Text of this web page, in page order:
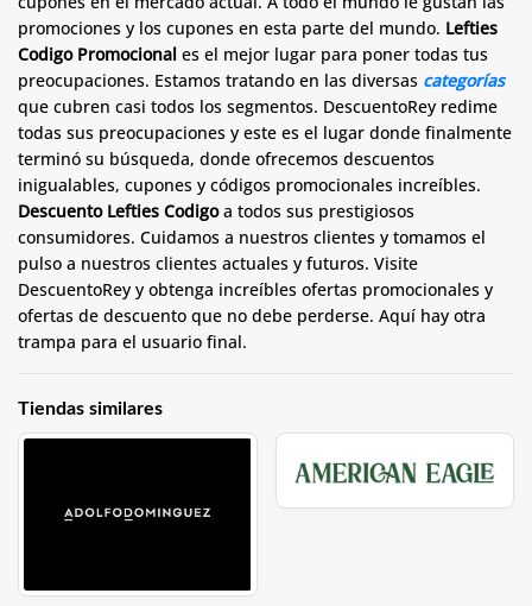
promociones y los cupones en esta parte del mundo. Lefties
Codigo Promocional es el mejor lugar para poner todas tus
preocupaciones. Estamos tratando en las diversas categorías
que cubren casi todos los segmentos. DescuentoRey redime
todas sus preocupaciones y este es el lugar donde finalmente
terminó su búsqueda, donde ofrecemos descuentos
inigualables, cupones y códigos promocionales increíbles.
Descuento Lefties Codigoa todos sus prestigiosos
consumidores. Cuidamos a nuestros clientes y tomamos el
pulso a nuestros clientes actuales y futuros. Visite
DescuentoRey y obtenga increíbles ofertas promocionales y
ofertas de descuento que no debe perderse. Aquí hay otra
trampa para el usuario final.
Tiendas similares